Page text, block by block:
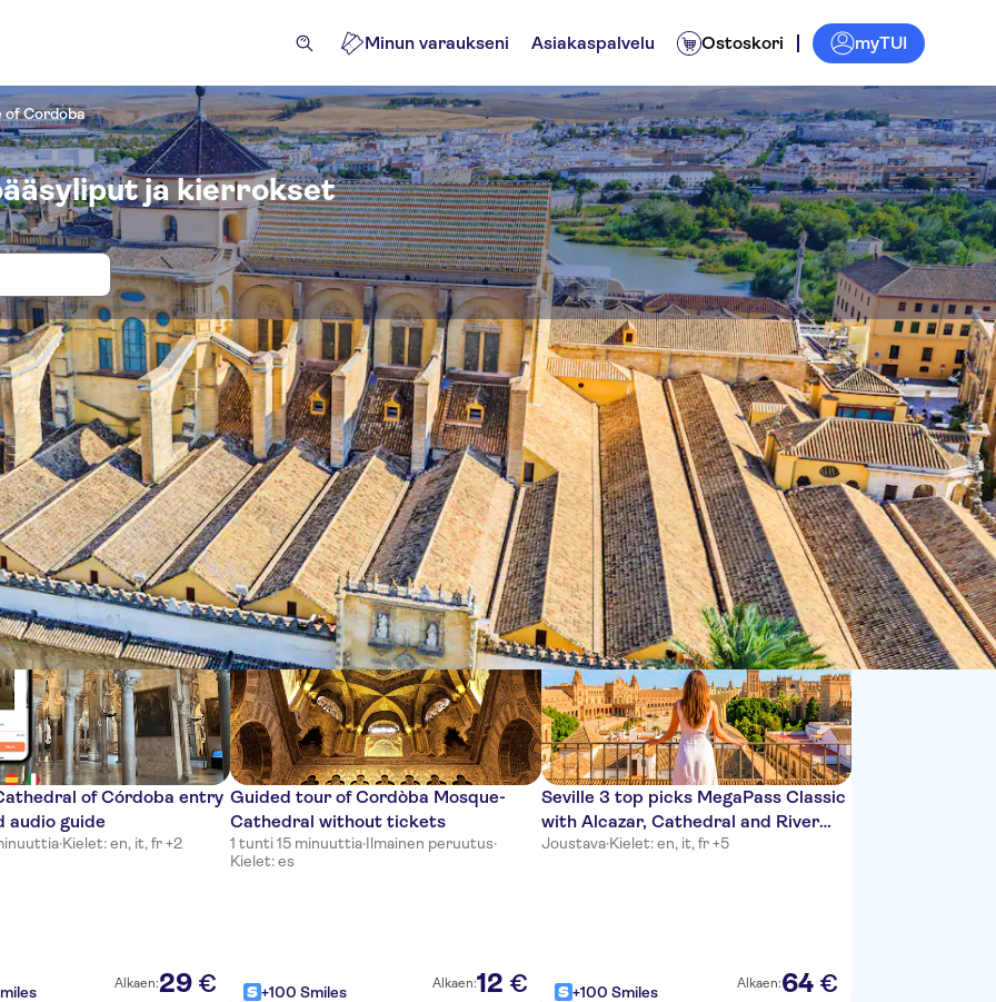
Minun varaukseni Asiakaspalvelu Ostoskori myTUI
of Cordoba
ja kierrokset
ja liput paikkaan Cathedral-Mosque of Cordoba
ja opastetut retket Retket Aktiviteetit Liput ja tapahtumat
Lajittele:
of Córdoba entry
audio guide
·Kielet: en, it, fr +2
Alkaen:29 €
Guided tour of Cordòba Mosque-
Cathedral without tickets
1 tunti 15 minuuttia·Ilmainen peruutus·
Kielet: es
+100 Smiles Alkaen:12 €
Seville 3 top picks MegaPass Classic
with Alcazar, Cathedral and River
Cruise
Joustava·Kielet: en, it, fr +5
+100 Smiles Alkaen:64 €